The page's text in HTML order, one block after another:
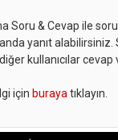
Soru & Cevap ile
yanıt alabilirsiniz.
kullanıcılar cevap
için buraya tıklayın.